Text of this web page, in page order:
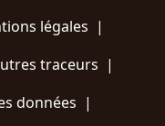
légales |
traceurs |
données |